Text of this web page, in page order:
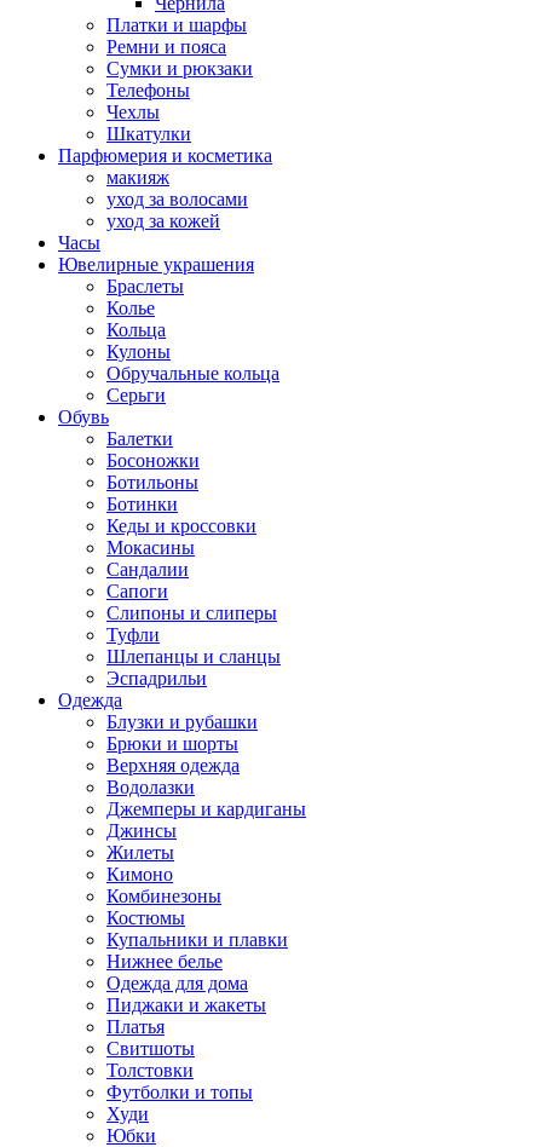
Платки и шарфы
Ремни и пояса
Сумки и рюкзаки
Телефоны
Чехлы
Шкатулки
Парфюмерия и косметика
макияж
уход за волосами
уход за кожей
Часы
Ювелирные украшения
Браслеты
Колье
Кольца
Кулоны
Обручальные кольца
Серьги
Обувь
Балетки
Босоножки
Ботильоны
Ботинки
Кеды и кроссовки
Мокасины
Сандалии
Сапоги
Слипоны и слиперы
Туфли
Шлепанцы и сланцы
Эспадрильи
Одежда
Блузки и рубашки
Брюки и шорты
Верхняя одежда
Водолазки
Джемперы и кардиганы
Джинсы
Жилеты
Кимоно
Комбинезоны
Костюмы
Купальники и плавки
Нижнее белье
Одежда для дома
Пиджаки и жакеты
Платья
Свитшоты
Толстовки
Футболки и топы
Худи
Юбки